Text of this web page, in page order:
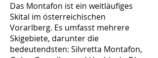
Das Montafon ist ein weitläufiges
Skital im österreichischen
Vorarlberg. Es umfasst mehrere
Skigebiete, darunter die
bedeutendsten: Silvretta Montafon,